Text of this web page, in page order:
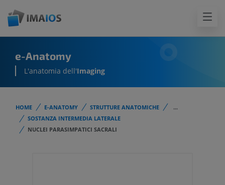
e-Anatomy
L'anatomia dell'Imaging
HOME E-ANATOMY STRUTTURE ANATOMICHE
...
SOSTANZA INTERMEDIA LATERALE
NUCLEI PARASIMPATICI SACRALI